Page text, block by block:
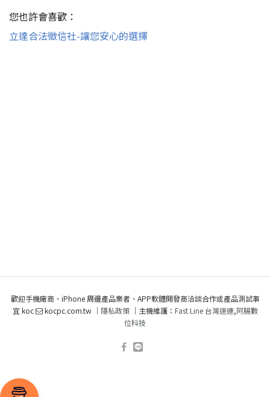
您也許會喜歡：
立達合法徵信社-讓您安心的選擇
歡迎手機廠商、iPhone 周邊產品業者、APP軟體開發商洽談合作或產品測試事
宜 koc
kocpc.com.tw ｜ 隱私政策｜主機維護： Fast Line 台灣速連,阿腸數
位科技